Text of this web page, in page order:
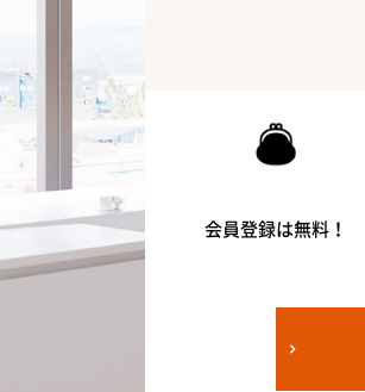
会員登録は無料！